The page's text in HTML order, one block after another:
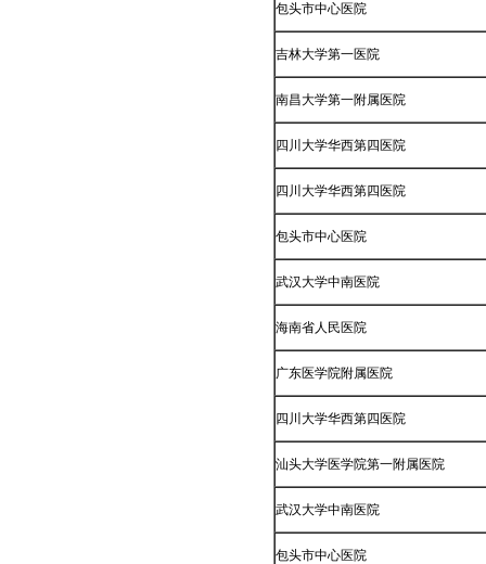
包头市中心医院
吉林大学第一医院
南昌大学第一附属医院
四川大学华西第四医院
四川大学华西第四医院
包头市中心医院
武汉大学中南医院
海南省人民医院
广东医学院附属医院
四川大学华西第四医院
汕头大学医学院第一附属医院
武汉大学中南医院
包头市中心医院